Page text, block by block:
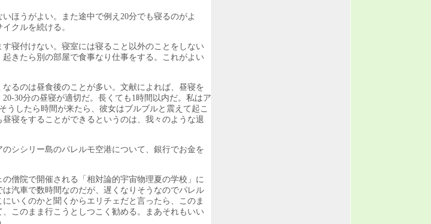
ほうがよい。また途中で例え20分でも寝るのがよ
クルを続ける。
寝付けない。寝室には寝ること以外のことをしない
きたら別の部屋で食事なり仕事をする。これがよい
るのは昼食後のことが多い。文献によれば、昼寝を
30分の昼寝が適切だ。長くても1時間以内だ。私はア
うしたら時間が来たら、彼女はブルブルと震えて起こ
寝をすることができるというのは、我々のような退
シシリー島のパレルモ空港について、銀行でお金を
僧院で開催される「相対論的宇宙物理夏の学校」に
汽車で数時間なのだが、遅くなりそうなのでパレル
いくのかと聞くからエリチェだと言ったら、このま
このまま行こうとしつこく勧める。まあそれもいい